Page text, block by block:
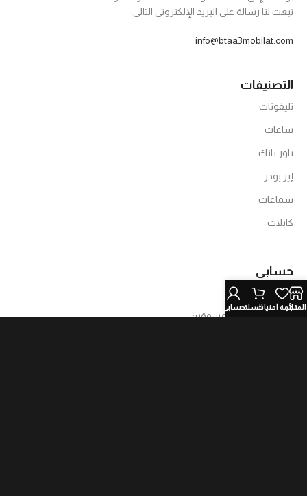
تبعت لنا رسالة على البريد الإلكتروني التالي:
info@btaa3mobilat.com
التصنيفات
تليفونات
ساعات
باور بانك
إير بودز
سماعات
كابلات
حسابي
تسجيل الدخول
تسجيل الدخول المسوقين
المتجر
قائمة أمنياتالسلةحسابي